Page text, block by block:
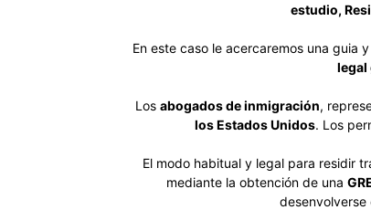
estudio,
En este caso le acercaremos una guia y
legal
Los abogados de inmigración,
los Estados Unidos. Los
El modo habitual y legal para residir
mediante la obtención de una
desenvolverse